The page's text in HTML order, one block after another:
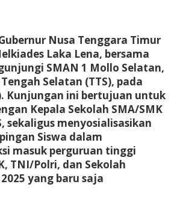
Nusa Tenggara Timur
Laka Lena, bersama
SMAN 1 Mollo Selatan,
Selatan (TTS), pada
Kunjungan ini bertujuan untuk
Kepala Sekolah SMA/SMK
sekaligus menyosialisasikan
Siswa dalam
masuk perguruan tinggi
TNI/Polri, dan Sekolah
yang baru saja